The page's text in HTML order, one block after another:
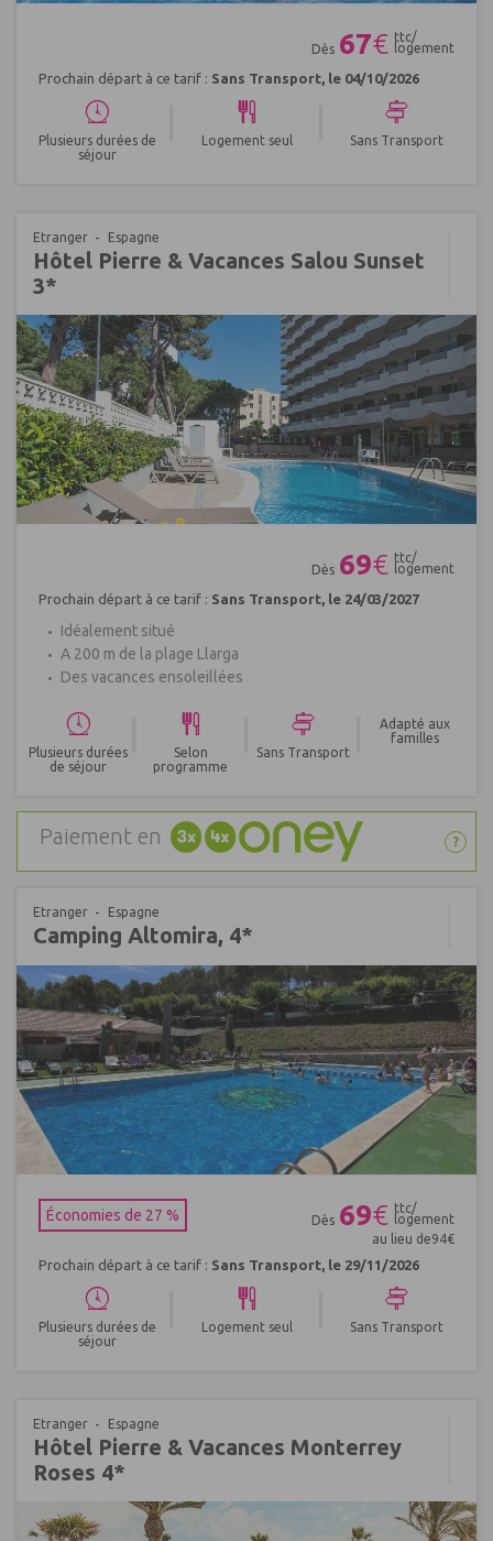
Dès 67€ ttc/
logement
Prochain départ à ce tarif : Sans Transport, le 04/10/2026
Plusieurs durées de
séjour
Logement seul Sans Transport
Etranger Espagne
Hôtel Pierre & Vacances Salou Sunset
3*
Dès 69€ ttc/
logement
Prochain départ à ce tarif : Sans Transport, le 24/03/2027
Idéalement situé
A 200 m de la plage Llarga
Des vacances ensoleillées
Plusieurs durées
de séjour
Selon
programme
Sans Transport
Adapté aux
familles
Paiement en ?
Etranger Espagne
Camping Altomira, 4*
Économies de 27 %
Dès 69€ ttc/
logement
au lieu de94€
Prochain départ à ce tarif : Sans Transport, le 29/11/2026
Plusieurs durées de
séjour
Logement seul Sans Transport
Etranger Espagne
Hôtel Pierre & Vacances Monterrey
Roses 4*